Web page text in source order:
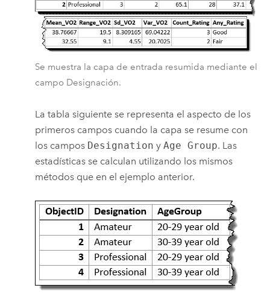
Se muestra la capa de entrada resumida mediante el
campo Designación.
La tabla siguiente se representa el aspecto de los
primeros campos cuando la capa se resume con
los campos Designation yAge Group. Las
estadísticas se calculan utilizando los mismos
métodos que en el ejemplo anterior.